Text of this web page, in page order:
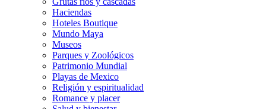
Haciendas
Hoteles Boutique
Mundo Maya
Museos
Parques y Zoológicos
Patrimonio Mundial
Playas de Mexico
Religión y espiritualidad
Romance y placer